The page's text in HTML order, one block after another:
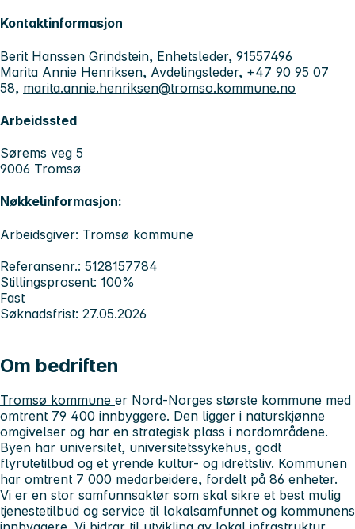
Kontaktinformasjon
Berit Hanssen Grindstein, Enhetsleder, 91557496
Marita Annie Henriksen, Avdelingsleder, +47 90 95 07
58, marita.annie.henriksen@tromso.kommune.no
Arbeidssted
Sørems veg 5
9006 Tromsø
Nøkkelinformasjon:
Arbeidsgiver: Tromsø kommune
Referansenr.: 5128157784
Stillingsprosent: 100%
Fast
Søknadsfrist: 27.05.2026
Om bedriften
Tromsø kommune er Nord-Norges største kommune med
omtrent 79 400 innbyggere. Den ligger i naturskjønne
omgivelser og har en strategisk plass i nordområdene.
Byen har universitet, universitetssykehus, godt
flyrutetilbud og et yrende kultur- og idrettsliv. Kommunen
har omtrent 7 000 medarbeidere, fordelt på 86 enheter.
Vi er en stor samfunnsaktør som skal sikre et best mulig
tjenestetilbud og service til lokalsamfunnet og kommunens